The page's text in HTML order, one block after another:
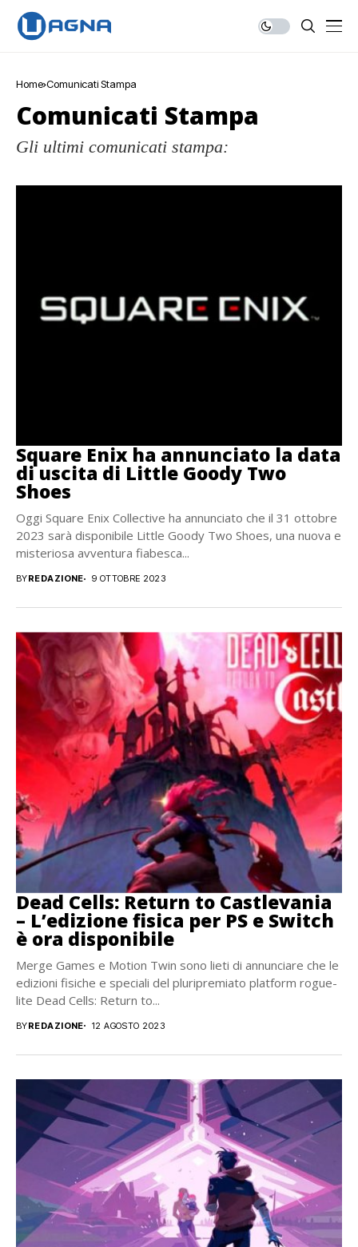
Home Comunicati Stampa
Comunicati Stampa
Gli ultimi comunicati stampa:
Square Enix ha annunciato la data
di uscita di Little Goody Two
Shoes
Oggi Square Enix Collective ha annunciato che il 31 ottobre
2023 sarà disponibile Little Goody Two Shoes, una nuova e
misteriosa avventura fiabesca...
BYREDAZIONE 9 OTTOBRE 2023
Dead Cells: Return to Castlevania
– L’edizione fisica per PS e Switch
è ora disponibile
Merge Games e Motion Twin sono lieti di annunciare che le
edizioni fisiche e speciali del pluripremiato platform rogue-
lite Dead Cells: Return to...
BYREDAZIONE 12 AGOSTO 2023